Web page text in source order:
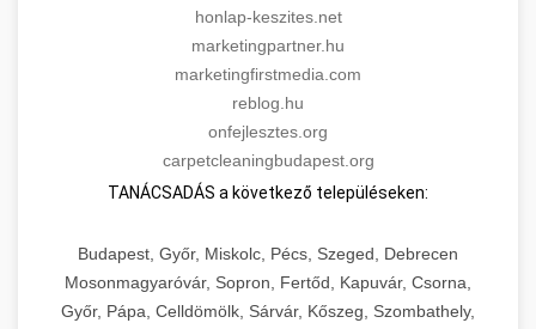
honlap-keszites.net
marketingpartner.hu
marketingfirstmedia.com
reblog.hu
onfejlesztes.org
carpetcleaningbudapest.org
TANÁCSADÁS a következő településeken:
Budapest, Győr, Miskolc, Pécs, Szeged, Debrecen
Mosonmagyaróvár, Sopron, Fertőd, Kapuvár, Csorna,
Győr, Pápa, Celldömölk, Sárvár, Kőszeg, Szombathely,